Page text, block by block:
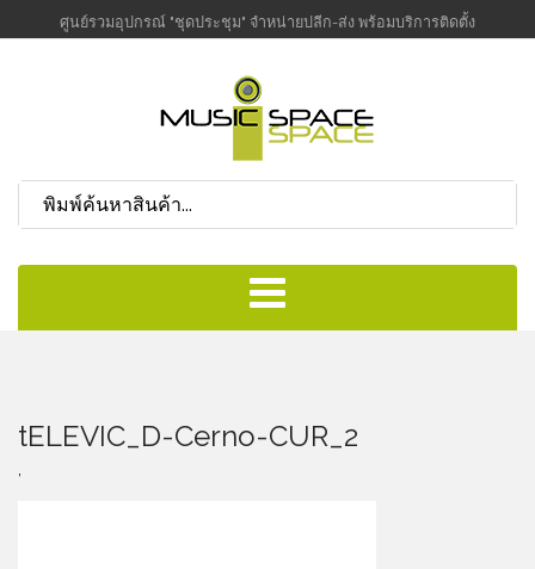
ศูนย์รวมอุปกรณ์ "ชุดประชุม" จำหน่ายปลีก-ส่ง พร้อมบริการติดตั้ง
tELEVIC_D-Cerno-CUR_2